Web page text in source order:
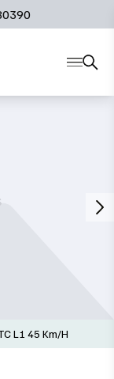
L1 45 Km/h